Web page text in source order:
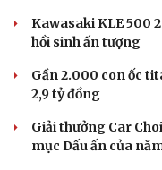
Cải chính
Kawasaki KLE 500
hồi sinh ấn tượng
Gần 2.000 con ốc
2,9 tỷ đồng
Giải thưởng Car
mục Dấu ấn của